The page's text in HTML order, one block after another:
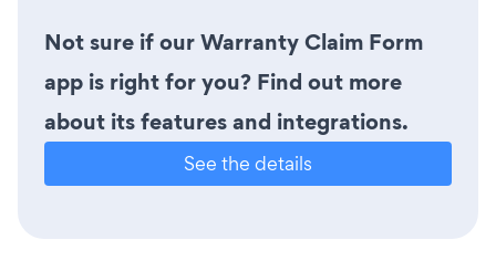
Not sure if our Warranty Claim Form
app is right for you? Find out more
about its features and integrations.
See the details